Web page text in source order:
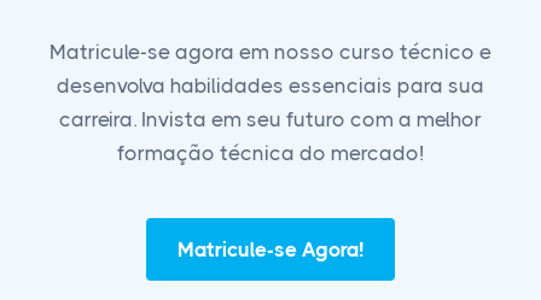
Matricule-se agora em nosso curso técnico e
desenvolva habilidades essenciais para sua
carreira. Invista em seu futuro com a melhor
formação técnica do mercado!
Matricule-se Agora!